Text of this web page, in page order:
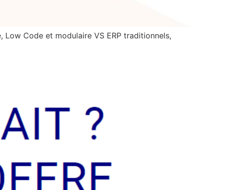
Low Code et modulaire VS ERP traditionnels,